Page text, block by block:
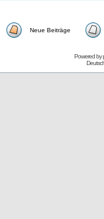
Neue Beiträge
Powered by